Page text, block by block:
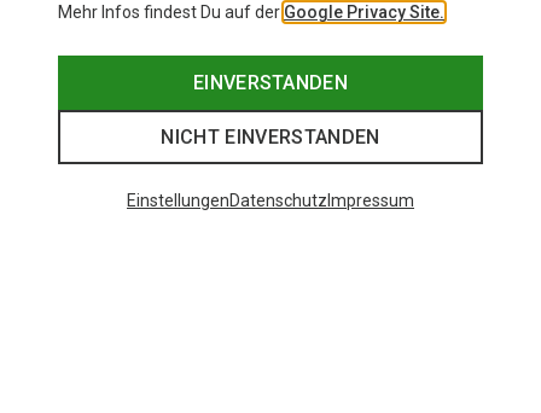
Mehr Infos findest Du auf der Google Privacy Site.
EINVERSTANDEN
NICHT EINVERSTANDEN
EinstellungenDatenschutz Impressum